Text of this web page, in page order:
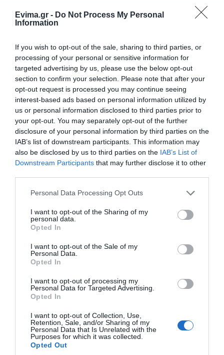
Evima.gr - Do Not Process My Personal
Information
If you wish to opt-out of the sale, sharing to third parties, or
processing of your personal or sensitive information for
targeted advertising by us, please use the below opt-out
section to confirm your selection. Please note that after your
opt-out request is processed you may continue seeing
interest-based ads based on personal information utilized by
us or personal information disclosed to third parties prior to
your opt-out. You may separately opt-out of the further
disclosure of your personal information by third parties on the
IAB’s list of downstream participants. This information may
also be disclosed by us to third parties on the IAB’s List of
Downstream Participants that may further disclose it to other
Please note that this website/app uses one or more Google
not limited to your visit or usage behaviour. You may click to
grant or deny consent to Google and its third-party tags to
use your data for below specified purposes in below Google
consent section.
Personal Data Processing Opt Outs
I want to opt-out of the Sharing of my
personal data.
Opted In
I want to opt-out of the Sale of my
Personal Data.
Opted In
I want to opt-out of processing my
Personal Data for Targeted Advertising.
Opted In
I want to opt-out of Collection, Use,
Retention, Sale, and/or Sharing of my
Personal Data that Is Unrelated with the
Purposes for which it was collected.
Opted Out
Εύβοια: Όλο το χωριό ενώνεται για το
«στιφάδο της Παναγίας» – Το έθιμο που
συνεχίζεται
Χαμός με πασίγνωστο τραγουδιστή στην
Εύβοια – Δείτε τι έγινε
Εύβοια: Προσοχή! Που απαγορεύεται η
κυκλοφορία οχημάτων και πεζών
στον Αύγουστο – «Κινδυνεύουμε να χάσουμε
το πλοίο!»